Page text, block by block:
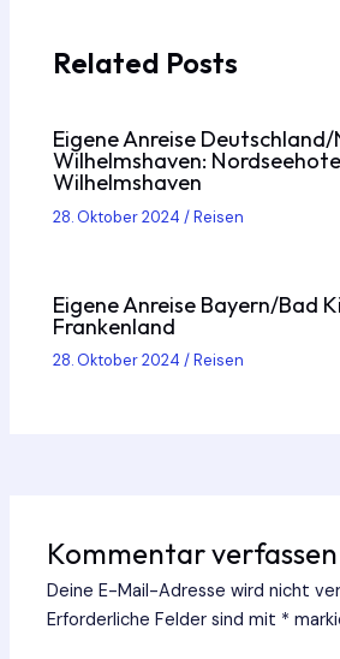
Related Posts
Eigene Anreise Deutschland/
Wilhelmshaven:
Wilhelmshaven
28. Oktober 2024/Reisen
Eigene Anreise Bayern/Bad
Frankenland
28. Oktober 2024/Reisen
Kommentar verfassen
Deine E-Mail-Adresse wird nicht
Erforderliche Felder sind mit *